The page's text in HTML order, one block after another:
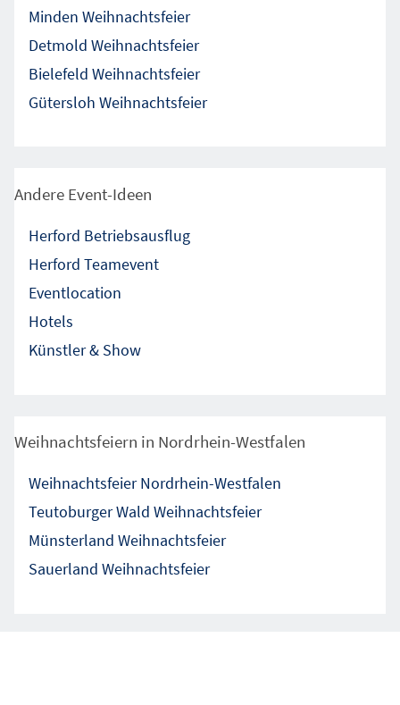
Minden Weihnachtsfeier
Detmold Weihnachtsfeier
Bielefeld Weihnachtsfeier
Gütersloh Weihnachtsfeier
Andere Event-Ideen
Herford Betriebsausflug
Herford Teamevent
Eventlocation
Hotels
Künstler & Show
Weihnachtsfeiern in Nordrhein-Westfalen
Weihnachtsfeier Nordrhein-Westfalen
Teutoburger Wald Weihnachtsfeier
Münsterland Weihnachtsfeier
Sauerland Weihnachtsfeier